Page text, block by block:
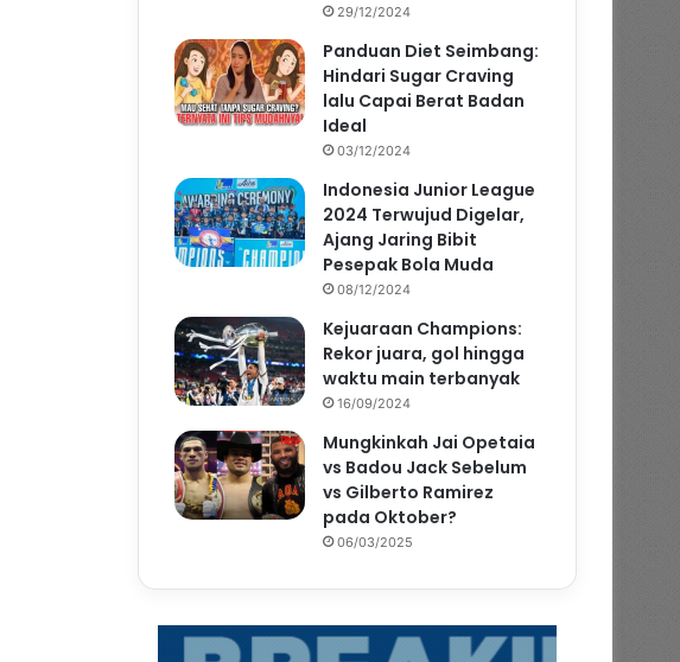
29/12/2024
Panduan Diet Seimbang:
Hindari Sugar Craving
lalu Capai Berat Badan
Ideal
03/12/2024
Indonesia Junior League
2024 Terwujud Digelar,
Ajang Jaring Bibit
Pesepak Bola Muda
08/12/2024
Kejuaraan Champions:
Rekor juara, gol hingga
waktu main terbanyak
16/09/2024
Mungkinkah Jai Opetaia
vs Badou Jack Sebelum
vs Gilberto Ramirez
pada Oktober?
06/03/2025